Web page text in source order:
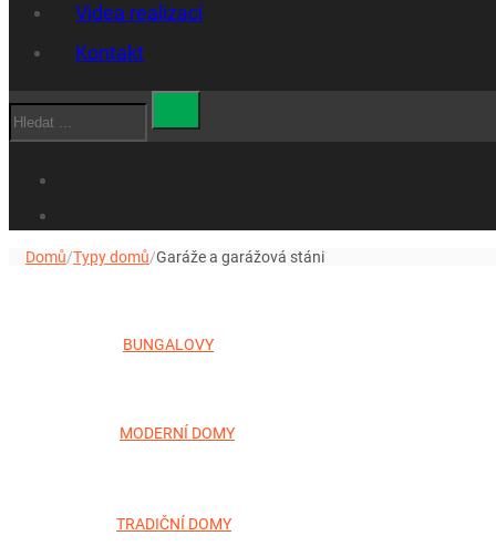
Videa realizací
Kontakt
Hledat
Domů/Typy domů/Garáže a garážová stáni
BUNGALOVY
MODERNÍ DOMY
TRADIČNÍ DOMY